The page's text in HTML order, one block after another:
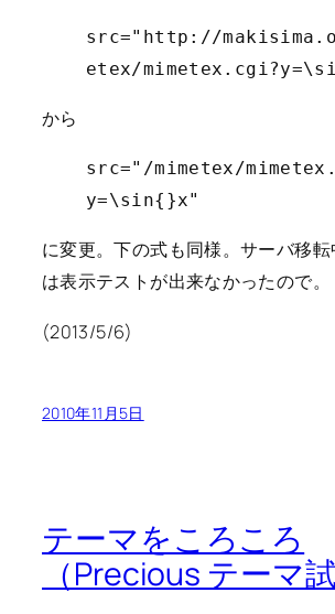
src="http://
etex/
から
src="/mimetex/
y=\sin{}x"
に変更。下の式も同様。サーバ移
は表示テストが出来なかったので。
(2013/5/6)
2010年11月5日
テーマをころころ
（Precious テーマ